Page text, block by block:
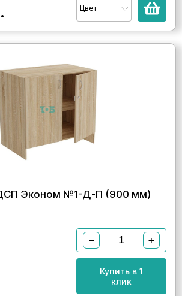
Цвет
Эконом №1-Д-П (900 мм)
− +
Купить в 1
клик